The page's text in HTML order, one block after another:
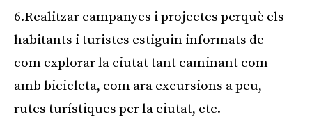
6.Realitzar campanyes i projectes perquè els
habitants i turistes estiguin informats de
com explorar la ciutat tant caminant com
amb bicicleta, com ara excursions a peu,
rutes turístiques per la ciutat, etc.